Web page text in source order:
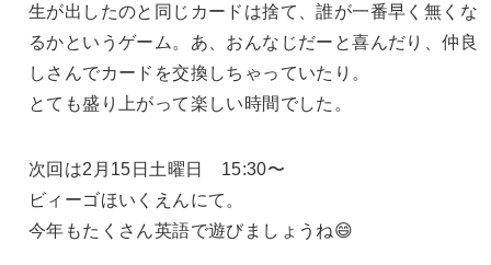
生が出したのと同じカードは捨て、誰が一番早く無くな
るかというゲーム。あ、おんなじだーと喜んだり、仲良
しさんでカードを交換しちゃっていたり。
とても盛り上がって楽しい時間でした。
次回は2月15日土曜日 15:30〜
ビィーゴほいくえんにて。
今年もたくさん英語で遊びましょうね😄